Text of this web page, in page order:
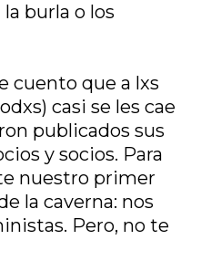
burla o los
cuento que a lxs
casi se les cae
publicados sus
y socios. Para
nuestro primer
la caverna: nos
Pero, no te